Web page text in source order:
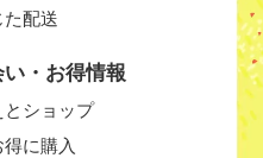
た配送
・お得情報
とショップ
に購入